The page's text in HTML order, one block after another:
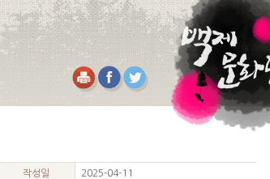
작성일 2025-04-11